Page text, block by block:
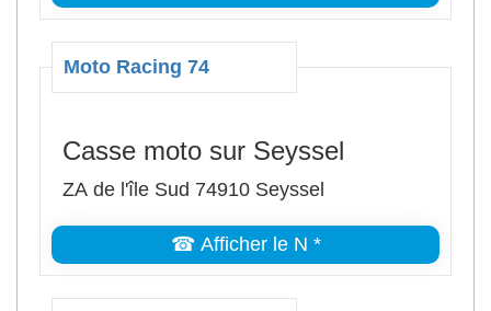
Moto Racing 74
Casse moto sur Seyssel
ZA de l'île Sud 74910 Seyssel
☎ Afficher le N *